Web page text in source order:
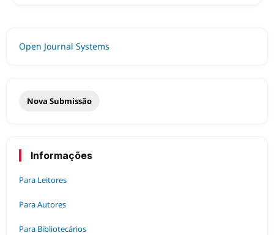
Open Journal Systems
Nova Submissão
Informações
Para Leitores
Para Autores
Para Bibliotecários